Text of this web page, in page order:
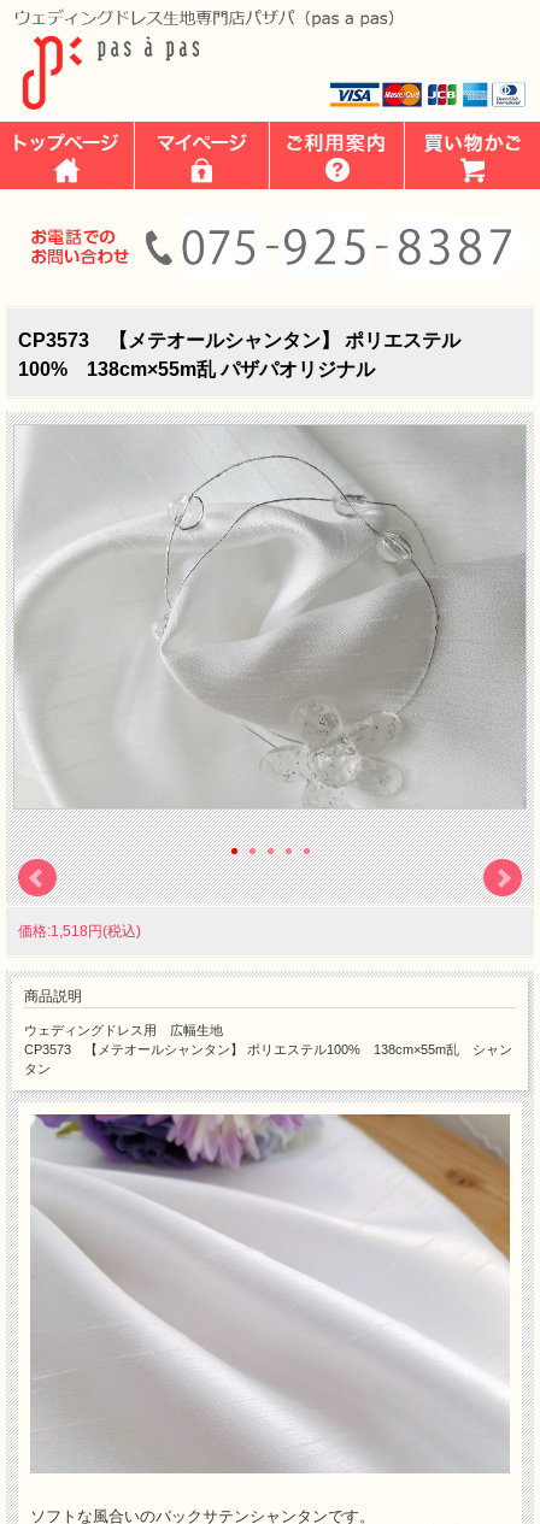
CP3573 【メテオールシャンタン】 ポリエステル
100% 138cm×55m乱 パザパオリジナル
価格:1,518円(税込)
商品説明
ウェディングドレス用 広幅生地
CP3573 【メテオールシャンタン】 ポリエステル100% 138cm×55m乱 シャン
タン
ソフトな風合いのバックサテンシャンタンです。